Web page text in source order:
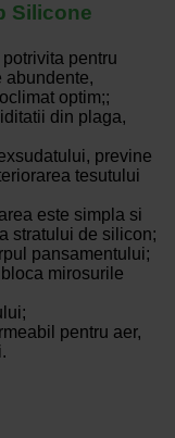
Silicone
pentru
abundente,
optim;;
din plaga,
previne
tesutului
este simpla si
stratului de silicon;
pansamentului;
mirosurile
pentru aer,